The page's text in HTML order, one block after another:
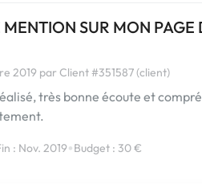
MENTION SUR MON PAGE
2019 par Client #351587 (client)
très bonne écoute et
: Nov. 2019•Budget : 30 €